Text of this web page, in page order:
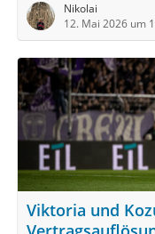
Nikolai
12. Mai 2026 um
Viktoria und